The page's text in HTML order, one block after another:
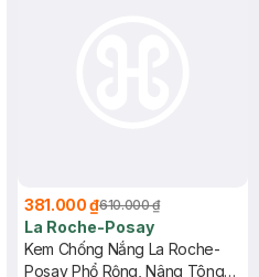
381.000 ₫610.000 ₫
La Roche-Posay
Kem Chống Nắng La Roche-
Posay Phổ Rộng, Nâng Tông